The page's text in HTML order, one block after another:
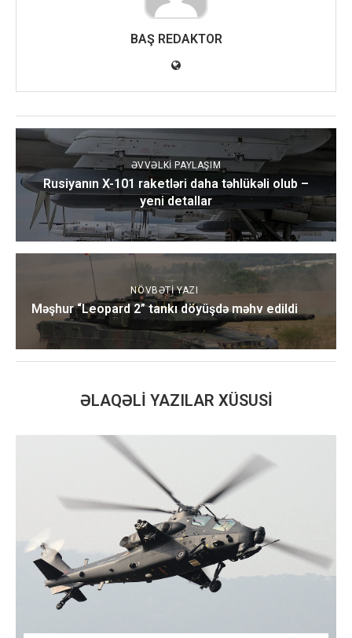
BAŞ REDAKTOR
ƏVVƏLKI PAYLAŞIM
Rusiyanın X-101 raketləri daha təhlükəli olub –
yeni detallar
NÖVBƏTI YAZI
Məşhur “Leopard 2” tankı döyüşdə məhv edildi
ƏLAQƏLI YAZILAR XÜSUSI